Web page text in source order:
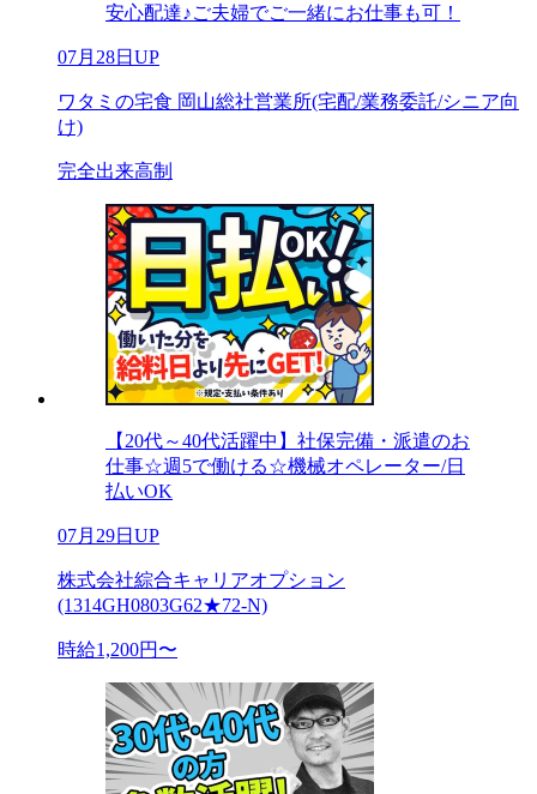
安心配達♪ご夫婦でご一緒にお仕事も可！
07月28日UP
ワタミの宅食 岡山総社営業所(宅配/業務委託/シニア向
け)
完全出来高制
【20代～40代活躍中】社保完備・派遣のお
仕事☆週5で働ける☆機械オペレーター/日
払いOK
07月29日UP
株式会社綜合キャリアオプション
(1314GH0803G62★72-N)
時給1,200円〜